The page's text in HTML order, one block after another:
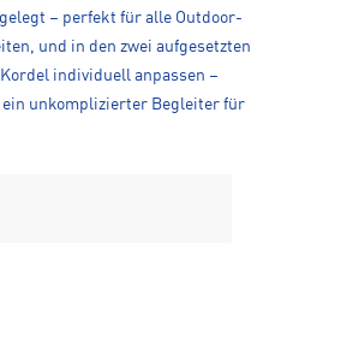
– perfekt für alle Outdoor-
und in den zwei aufgesetzten
individuell anpassen –
ein unkomplizierter Begleiter für